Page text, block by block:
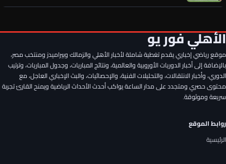
الحسين عموتة
ليس محمد شريف.. الأهلي يستقر على إعارة رأس حربة جديد قبل
انطلاق الموسم
فرمان ناري من الأهلي تجاه الصفقة المنتظرة
الأهلي فور يو
موقع رياضي إخباري يقدم تغطية شاملة لأخبار الأهلي والزمالك وبيراميدز ومنتخب مصر،
بالإضافة إلى أخبار الدوريات الأوروبية والعالمية، ونتائج المباريات، وجدول المباريات، وترتيب
الدوري، وأخبار الانتقالات، والتحليلات الفنية، والإحصائيات، والبث الإخباري العاجل، مع
محتوى حصري ومتجدد على مدار الساعة يواكب أحدث الأحداث الرياضية ويمنح القارئ تجربة
سريعة وموثوقة.
روابط الموقع
الرئيسية